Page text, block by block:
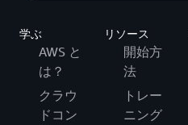
学ぶ
AWS と
は？
クラウ
ドコン
リソース
開始方
法
トレー
ニング